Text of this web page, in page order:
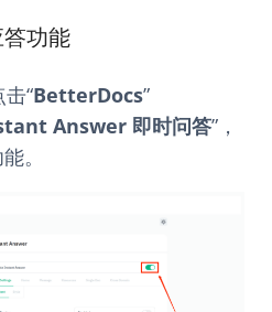
功能
“BetterDocs”
Answer 即时问答”，
。